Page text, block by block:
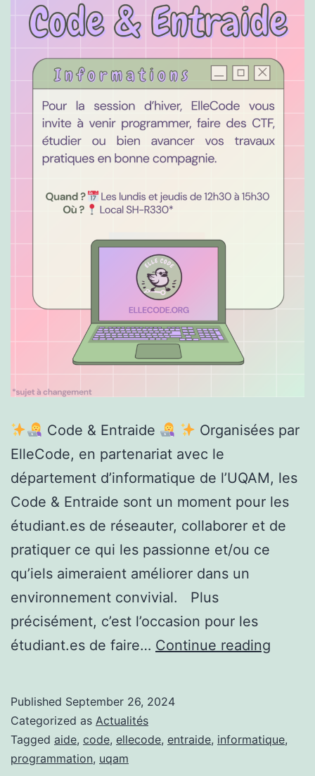
Code & Entraide
Organisées par
ElleCode, en partenariat avec le
département d’informatique de l’UQAM, les
Code & Entraide sont un moment pour les
étudiant.es de réseauter, collaborer et de
pratiquer ce qui les passionne et/ou ce
qu’iels aimeraient améliorer dans un
environnement convivial. Plus
précisément, c’est l’occasion pour les
étudiant.es de faire… Continue reading
Published September 26, 2024
Categorized as Actualités
Tagged aide, code, ellecode, entraide, informatique,
programmation, uqam